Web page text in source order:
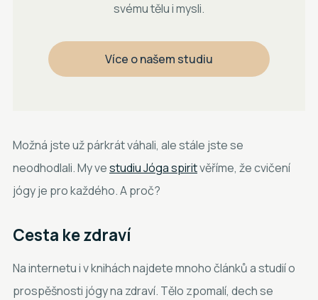
svému tělu i mysli.
Více o našem studiu
Možná jste už párkrát váhali, ale stále jste se
neodhodlali. My vestudiu Jóga spiritvěříme, že cvičení
jógy je pro každého. A proč?
Cesta ke zdraví
Na internetu i v knihách najdete mnoho článků a studií o
prospěšnosti jógy na zdraví. Tělo zpomalí, dech se